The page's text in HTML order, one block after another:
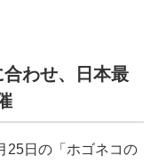
わせ、日本最
25日の「ホゴネコの